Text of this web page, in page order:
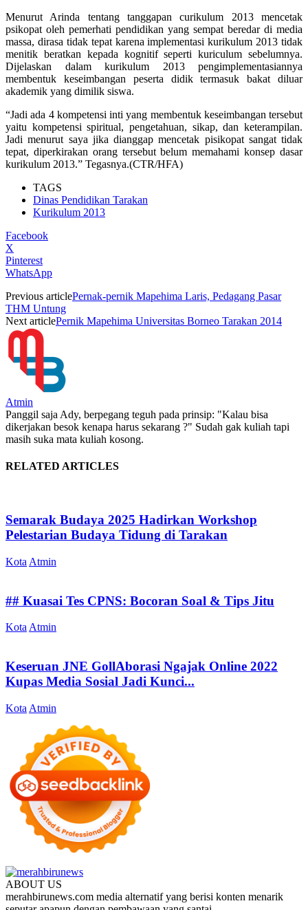
Menurut Arinda tentang tanggapan curikulum 2013 mencetak
psikopat oleh pemerhati pendidikan yang sempat beredar di media
massa, dirasa tidak tepat karena implementasi kurikulum 2013 tidak
menitik beratkan kepada kognitif seperti kuriculum sebelumnya.
Dijelaskan dalam kurikulum 2013 pengimplementasiannya
membentuk keseimbangan peserta didik termasuk bakat diluar
akademik yang dimilik siswa.
“Jadi ada 4 kompetensi inti yang membentuk keseimbangan tersebut
yaitu kompetensi spiritual, pengetahuan, sikap, dan keterampilan.
Jadi menurut saya jika dianggap mencetak pisikopat sangat tidak
tepat, diperkirakan orang tersebut belum memahami konsep dasar
kurikulum 2013.” Tegasnya.(CTR/HFA)
TAGS
Dinas Pendidikan Tarakan
Kurikulum 2013
Facebook
X
Pinterest
WhatsApp
Previous articlePernak-pernik Mapehima Laris, Pedagang Pasar
THM Untung
Next articlePernik Mapehima Universitas Borneo Tarakan 2014
Atmin
Panggil saja Ady, berpegang teguh pada prinsip: "Kalau bisa
dikerjakan besok kenapa harus sekarang ?" Sudah gak kuliah tapi
masih suka mata kuliah kosong.
RELATED ARTICLES
Semarak Budaya 2025 Hadirkan Workshop
Pelestarian Budaya Tidung di Tarakan
Kota Atmin
## Kuasai Tes CPNS: Bocoran Soal & Tips Jitu
Kota Atmin
Keseruan JNE GollAborasi Ngajak Online 2022
Kupas Media Sosial Jadi Kunci...
Kota Atmin
ABOUT US
merahbirunews.com media alternatif yang berisi konten menarik